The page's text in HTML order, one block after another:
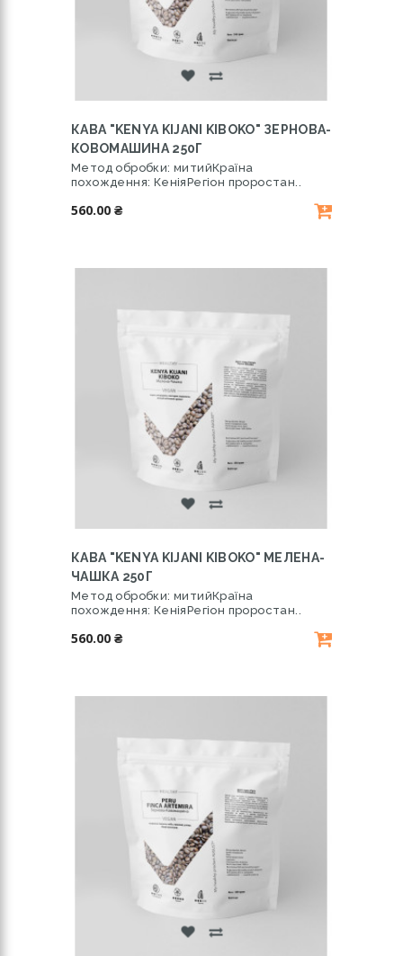
КАВА "KENYA KIJANI KIBOKO" ЗЕРНОВА-
КОВОМАШИНА 250Г
Метод обробки: митийКраїна
похождення: КеніяРегіон проростан..
560.00 ₴
КАВА "KENYA KIJANI KIBOKO" МЕЛЕНА-
ЧАШКА 250Г
Метод обробки: митийКраїна
похождення: КеніяРегіон проростан..
560.00 ₴